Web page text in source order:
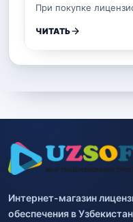
При покупке
ЧИТАТЬ
Интернет-магазин
обеспечения в